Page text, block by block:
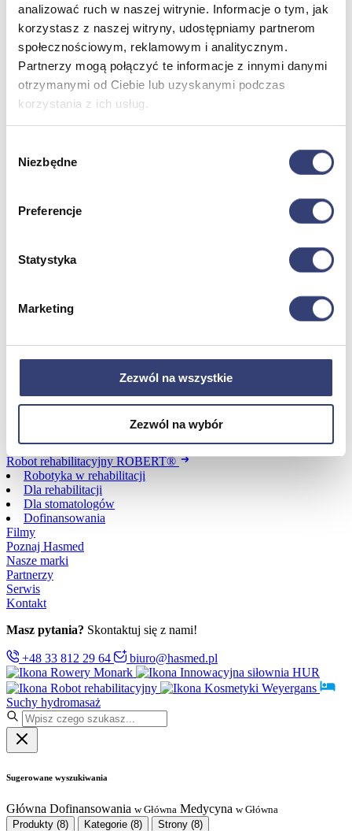
analizować ruch w naszej witrynie. Informacje o tym, jak
korzystasz z naszej witryny, udostępniamy partnerom
społecznościowym, reklamowym i analitycznym.
Partnerzy mogą połączyć te informacje z innymi danymi
otrzymanymi od Ciebie lub uzyskanymi podczas
korzystania z ich usług.
zgody
Niezbędne
Preferencje
Statystyka
Marketing
Zezwól na wszystkie
Zezwól na wybór
Stoły
Parawany
Fotele
Zobacz wszystko
Spa & Wellness
Fotele do masażu
Zobacz wszystko
Dofinansowania
Dofinansowania
Aquatizer Testowy
Robot rehabilitacyjny ROBERT®
Robotyka w rehabilitacji
Dla rehabilitacji
Dla stomatologów
Dofinansowania
Filmy
Poznaj Hasmed
Nasze marki
Partnerzy
Serwis
Kontakt
Masz pytania? Skontaktuj się z nami!
+48 33 812 29 64
biuro@hasmed.pl
Rowery Monark
Innowacyjna siłownia HUR
Robot rehabilitacyjny
Kosmetyki Weyergans
Suchy hydromasaż
Sugerowane wyszukiwania
Główna Dofinansowania w Główna Medycyna w Główna
Produkty (8) Kategorie (8) Strony (8)